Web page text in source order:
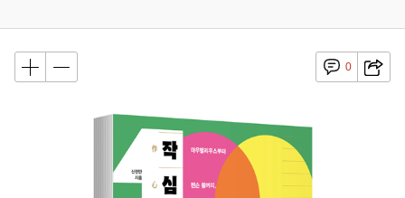
0